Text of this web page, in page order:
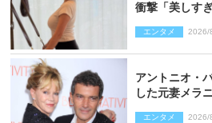
衝撃「美しす
エンタメ 2026/
アントニオ・
した元妻メラ
エンタメ 2026/